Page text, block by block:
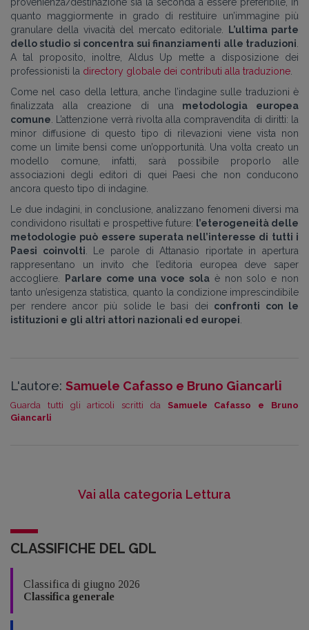
quanto maggiormente in grado di restituire un’immagine più
granulare della vivacità del mercato editoriale.
L’ultima parte
dello studio si concentra sui finanziamenti alle traduzioni
A tal proposito, inoltre, Aldus Up mette a disposizione dei
professionisti la directory globale dei contributi alla traduzione
Come nel caso della lettura, anche l’indagine sulle traduzioni è
finalizzata alla creazione di una metodologia europea
comune . L’attenzione verrà rivolta alla compravendita di diritti: la
minor diffusione di questo tipo di rilevazioni viene vista non
come un limite bensì come un’opportunità. Una volta creato un
modello comune, infatti, sarà possibile proporlo alle
associazioni degli editori di quei Paesi che non conducono
ancora questo tipo di indagine.
Le due indagini, in conclusione, analizzano fenomeni diversi ma
condividono risultati e prospettive future: l’eterogeneità delle
metodologie può essere superata nell’interesse di tutti i
Paesi coinvolti . Le parole di Attanasio riportate in apertura
rappresentano un invito che l’editoria europea deve saper
accogliere.
Parlare come una voce sola è non solo e non
tanto un’esigenza statistica, quanto la condizione imprescindibile
per rendere ancor più solide le basi dei confronti con le
istituzioni e gli altri attori nazionali ed europei
L'autore: Samuele Cafasso e Bruno Giancarli
Guarda tutti gli articoli scritti da Samuele Cafasso e Bruno
Giancarli
Vai alla categoria Lettura
CLASSIFICHE DEL GDL
Classifica di giugno 2026
Classifica generale